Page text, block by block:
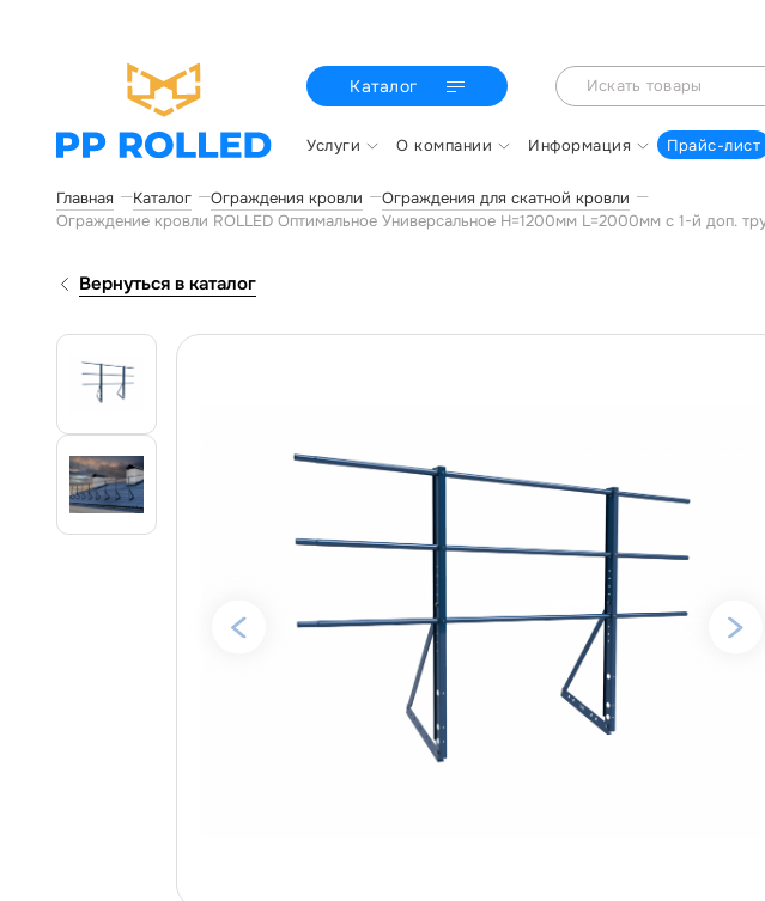
Каталог
Услуги О компании Информация Прайс-лист
Главная Каталог Ограждения кровли
Ограждения для скатной кровли
Ограждение кровли ROLLED Оптимальное Универсальное H=1200мм L=2000мм с 1-й доп.
Вернуться в каталог